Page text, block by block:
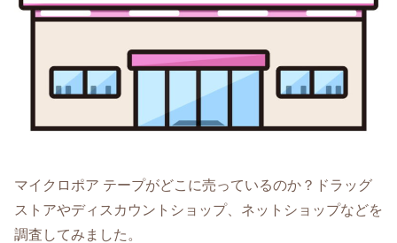
マイクロポア テープがどこに売っているのか？ドラッグ
ストアやディスカウントショップ、ネットショップなどを
調査してみました。